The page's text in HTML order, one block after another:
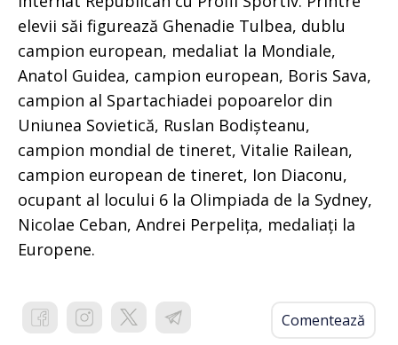
elevii săi figurează Ghenadie Tulbea, dublu
campion european, medaliat la Mondiale,
Anatol Guidea, campion european, Boris Sava,
campion al Spartachiadei popoarelor din
Uniunea Sovietică, Ruslan Bodișteanu,
campion mondial de tineret, Vitalie Railean,
campion european de tineret, Ion Diaconu,
ocupant al locului 6 la Olimpiada de la Sydney,
Nicolae Ceban, Andrei Perpelița, medaliați la
Europene.
Comentează